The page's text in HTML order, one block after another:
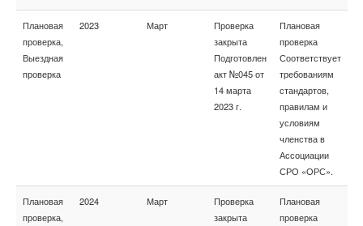
Плановая
проверка,
Выездная
проверка
2023 Март
Проверка
закрыта
Подготовлен
акт №045 от
14 марта
2023 г.
Плановая
проверка
Соответствует
требованиям
стандартов,
правилам и
условиям
членства в
Ассоциации
СРО «ОРС».
Плановая
проверка,
2024 Март
Проверка
закрыта
Плановая
проверка